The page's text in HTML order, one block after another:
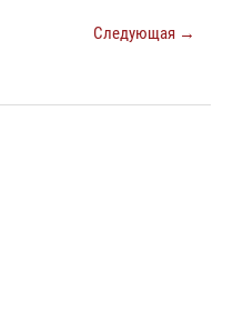
Следующая →